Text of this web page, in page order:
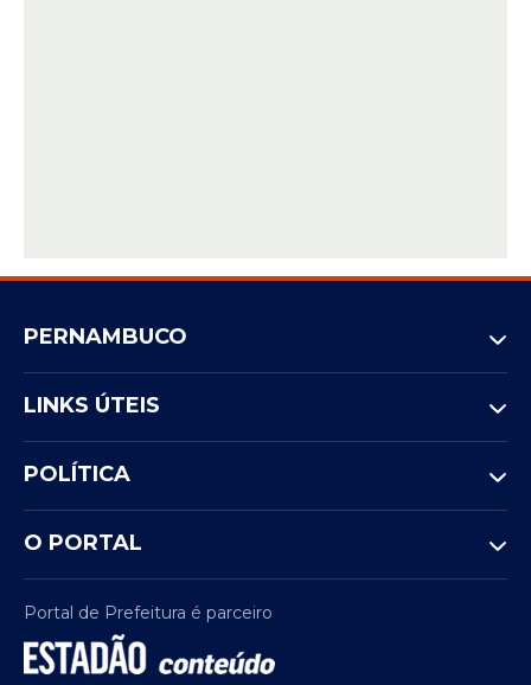
PERNAMBUCO
LINKS ÚTEIS
POLÍTICA
O PORTAL
Portal de Prefeitura é parceiro